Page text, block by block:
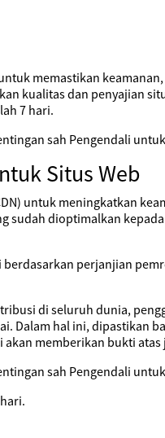
memastikan
kualitas dan penyajian
7 hari.
sah Pengendali
Situs Web
untuk meningkatkan
sudah dioptimalkan
perjanjian
di seluruh dunia,
Dalam hal ini, dipastikan
memberikan bukti
sah Pengendali